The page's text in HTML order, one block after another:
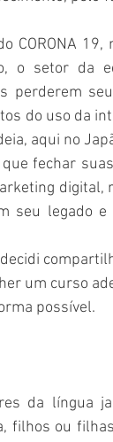
CORONA 19,
o setor da
perderem
do uso da
aqui no
fechar
digital,
seu legado e
um curso
possível.
da língua
filhos ou